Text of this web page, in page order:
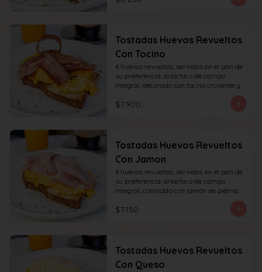
Tostadas Huevos Revueltos
Con Tocino
4 huevos revueltos, servidos en el pan de
su preferencia: brioche o de campo
integral, decorado con tocino crujiente y
$7.900
Tostadas Huevos Revueltos
Con Jamon
4 huevos revueltos, servidos en el pan de
su preferencia: brioche o de campo
integral, coronado con jamón de pierna,
$7.150
Tostadas Huevos Revueltos
Con Queso